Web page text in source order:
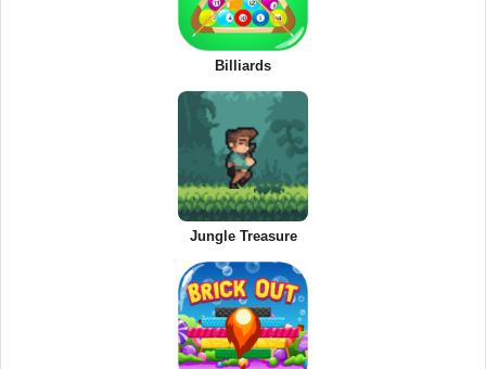
Billiards
Jungle Treasure